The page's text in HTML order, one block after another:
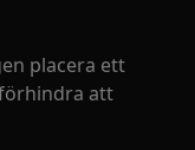
placera ett
att